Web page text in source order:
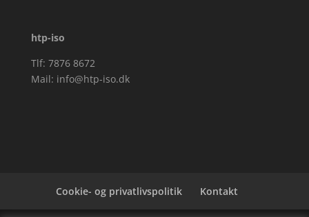
htp-iso
Tlf: 7876 8672
Mail: info@htp-iso.dk
Cookie- og privatlivspolitik Kontakt